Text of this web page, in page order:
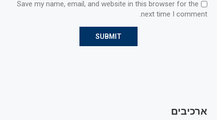
Save my name, email, and website in this browser for the
next time I comment.
ארכיבים